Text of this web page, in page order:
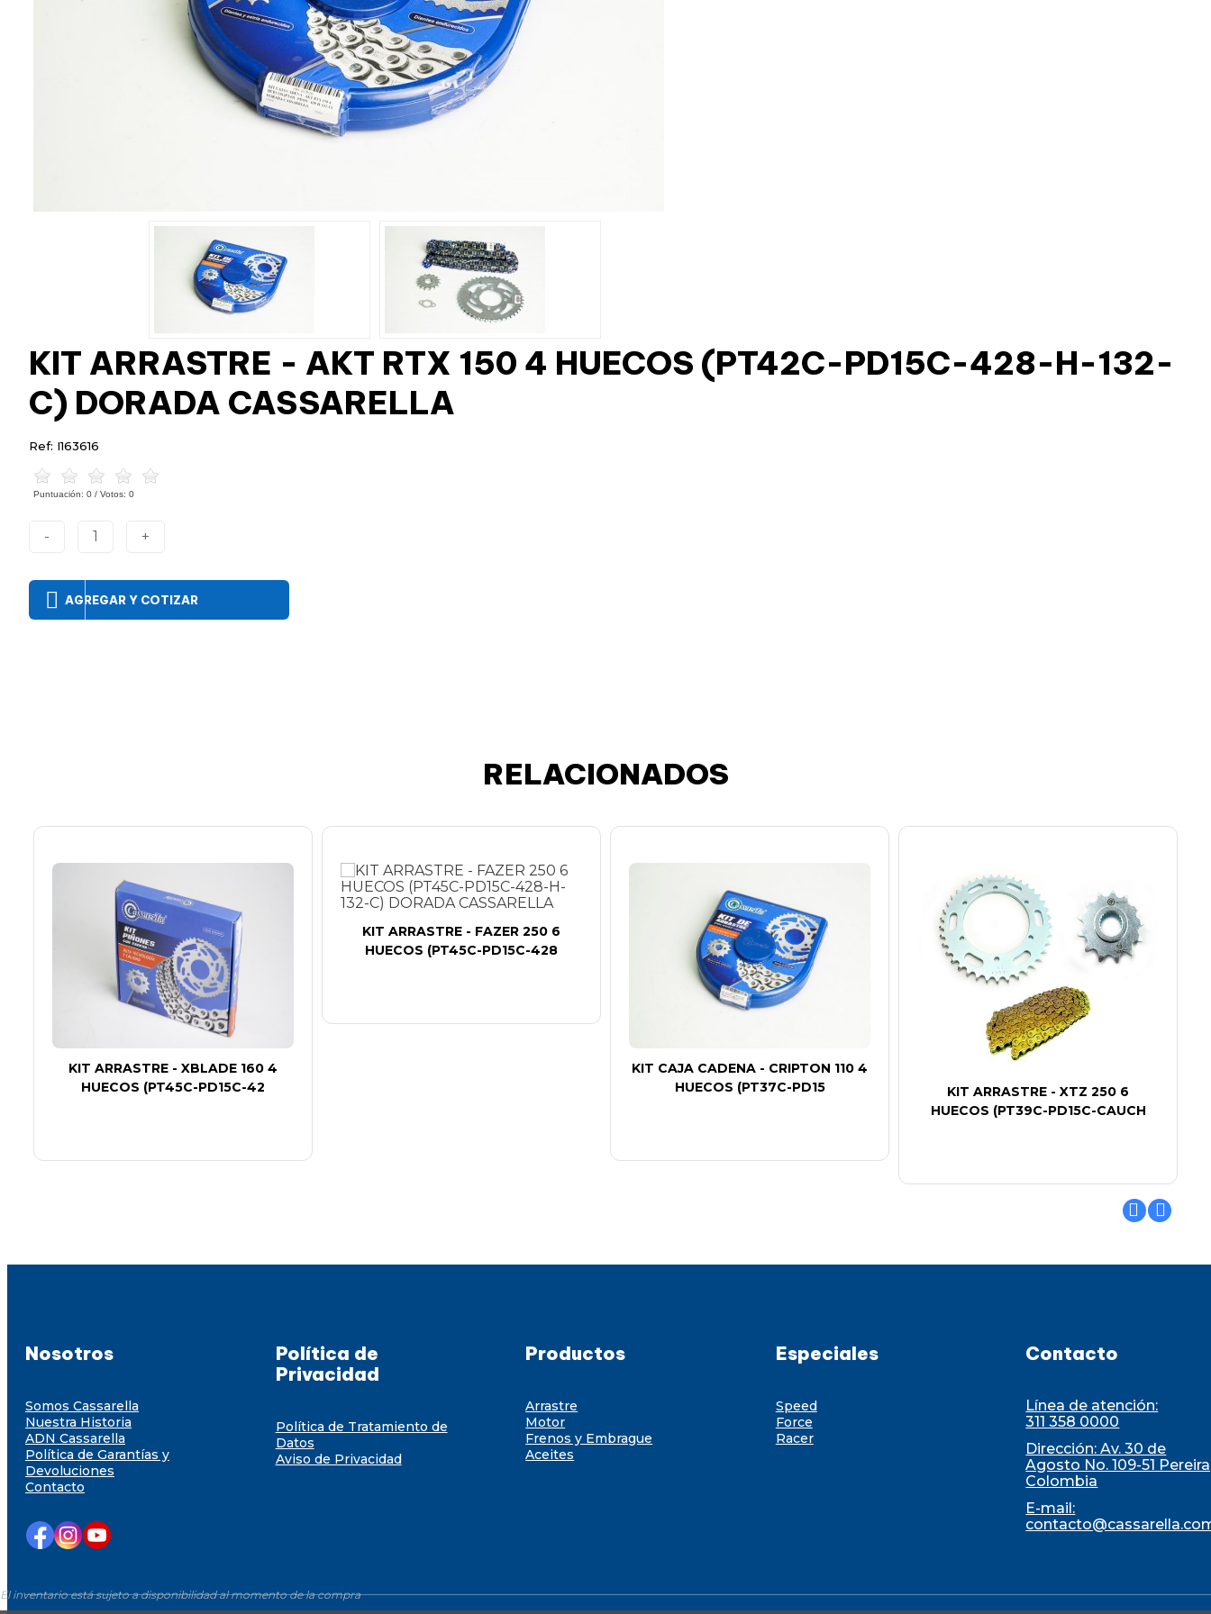
KIT ARRASTRE - AKT RTX 150 4 HUECOS (PT42C-PD15C-428-H-132-
C) DORADA CASSARELLA
Ref: I163616
Puntuación: 0 / Votos: 0
- 1 +
AGREGAR Y COTIZAR
El inventario está sujeto a disponibilidad al momento de la compra
RELACIONADOS
KIT ARRASTRE - XBLADE 160 4
HUECOS (PT45C-PD15C-42
KIT ARRASTRE - FAZER 250 6
HUECOS (PT45C-PD15C-428
KIT CAJA CADENA - CRIPTON 110 4
HUECOS (PT37C-PD15
KIT ARRASTRE - XTZ 250 6
HUECOS (PT39C-PD15C-CAUCH
Nosotros
Somos Cassarella
Nuestra Historia
ADN Cassarella
Política de Garantías y
Devoluciones
Contacto
Política de
Privacidad
Política de Tratamiento de
Datos
Aviso de Privacidad
Productos
Arrastre
Motor
Frenos y Embrague
Aceites
Especiales
Speed
Force
Racer
Contacto
Línea de atención:
311 358 0000
Dirección: Av. 30 de
Agosto No. 109-51
Colombia
E-mail: